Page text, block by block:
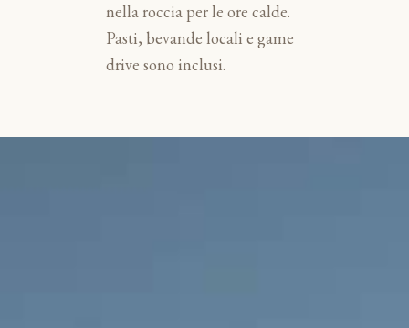
nella roccia per le ore calde.
Pasti, bevande locali e game
drive sono inclusi.